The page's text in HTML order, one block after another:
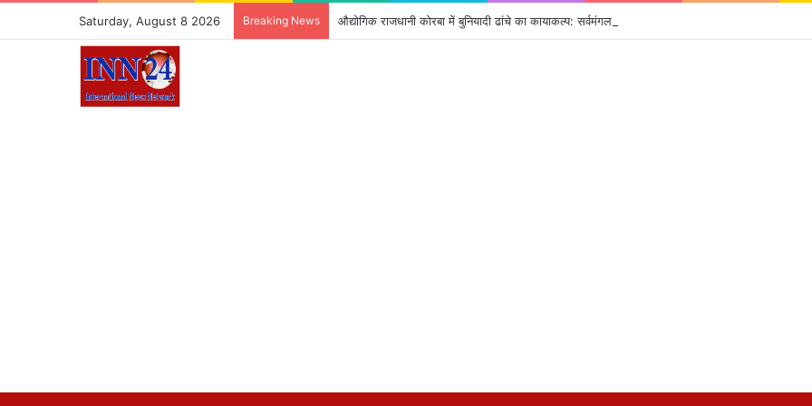
Saturday, August 8 2026 Breaking News औद्योगिक राजधानी कोरबा में बुनियादी ढांचे का कायाकल्प: सर्वमंगला-कुसमुंडा फोरलेन पर बदली विकास की